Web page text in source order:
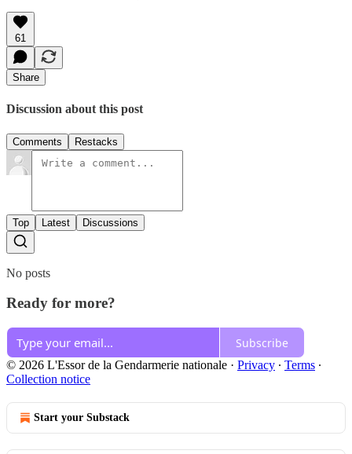
61
Share
Discussion about this post
Comments Restacks
Top Latest Discussions
No posts
Ready for more?
Subscribe
© 2026 L'Essor de la Gendarmerie nationale · Privacy ∙ Terms ∙
Collection notice
Start your Substack